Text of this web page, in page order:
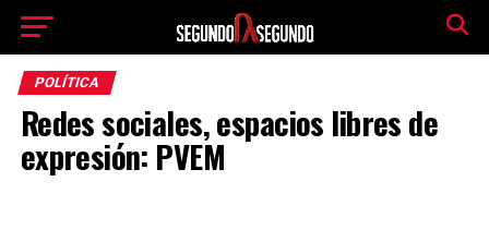
POLÍTICA
Redes sociales, espacios libres de
expresión: PVEM